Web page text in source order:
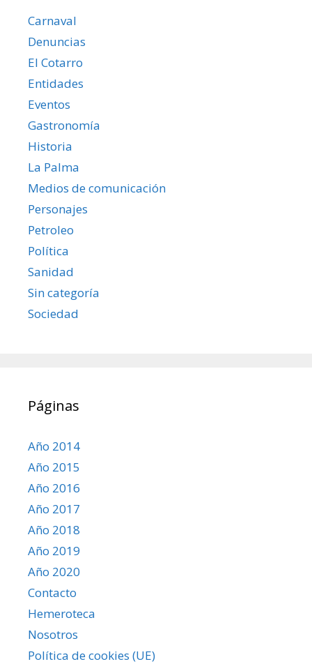
Carnaval
Denuncias
El Cotarro
Entidades
Eventos
Gastronomía
Historia
La Palma
Medios de comunicación
Personajes
Petroleo
Política
Sanidad
Sin categoría
Sociedad
Páginas
Año 2014
Año 2015
Año 2016
Año 2017
Año 2018
Año 2019
Año 2020
Contacto
Hemeroteca
Nosotros
Política de cookies (UE)